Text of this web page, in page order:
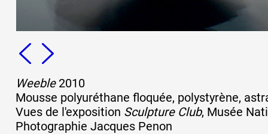
1% œuvres dans
public
Réseau
Weeble2010
Mousse polyuréthane floquée, polystyrène,
Vues de l'exposition Sculpture Club, Musée
Photographie Jacques Penon